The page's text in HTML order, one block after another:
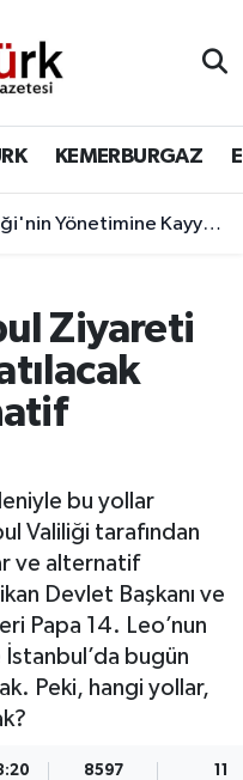
KEMERBURGAZ
medyada gündem yarattı
Ziyareti
bu yollar
Valiliği tarafından
ve alternatif
Devlet Başkanı ve
Papa 14. Leo’nun
bugün
Peki, hangi yollar,
8597 11
Haritası
Fikstür